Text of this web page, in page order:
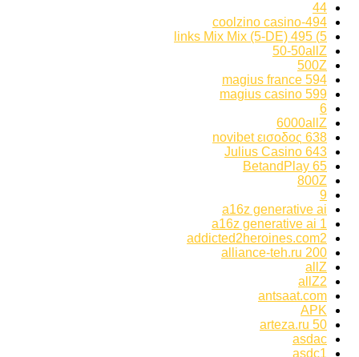
44
494-coolzino casino
5) 495 links Mix Mix (5-DE)
50-50allZ
500Z
594 magius france
599 magius casino
6
6000allZ
638 novibet εισοδος
643 Julius Casino
65 BetandPlay
800Z
9
a16z generative ai
a16z generative ai 1
addicted2heroines.com2
alliance-teh.ru 200
allZ
allZ2
antsaat.com
APK
arteza.ru 50
asdac
asdc1